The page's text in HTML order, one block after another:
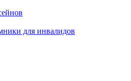
для инвалидов